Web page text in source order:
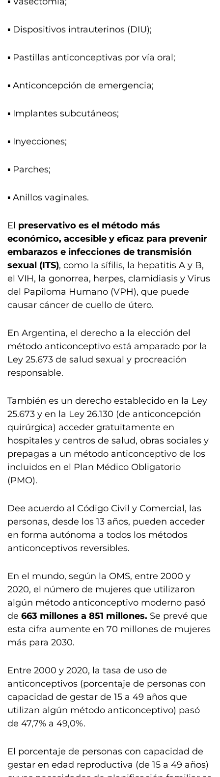
▪️ Dispositivos intrauterinos (DIU);
▪️ Pastillas anticonceptivas por vía oral;
▪️ Anticoncepción de emergencia;
▪️ Implantes subcutáneos;
▪️ Inyecciones;
▪️ Parches;
▪️ Anillos vaginales.
El preservativo es el método más
económico, accesible y eficaz para prevenir
embarazos e infecciones de transmisión
sexual (ITS), como la sífilis, la hepatitis A y B,
el VIH, la gonorrea, herpes, clamidiasis y Virus
del Papiloma Humano (VPH), que puede
causar cáncer de cuello de útero.
En Argentina, el derecho a la elección del
método anticonceptivo está amparado por la
Ley 25.673 de salud sexual y procreación
responsable.
También es un derecho establecido en la Ley
25.673 y en la Ley 26.130 (de anticoncepción
quirúrgica) acceder gratuitamente en
hospitales y centros de salud, obras sociales y
prepagas a un método anticonceptivo de los
incluidos en el Plan Médico Obligatorio
(PMO).
Dee acuerdo al Código Civil y Comercial, las
personas, desde los 13 años, pueden acceder
en forma autónoma a todos los métodos
anticonceptivos reversibles.
En el mundo, según la OMS, entre 2000 y
2020, el número de mujeres que utilizaron
algún método anticonceptivo moderno pasó
de 663 millones a 851 millones. Se prevé que
esta cifra aumente en 70 millones de mujeres
más para 2030.
Entre 2000 y 2020, la tasa de uso de
anticonceptivos (porcentaje de personas con
capacidad de gestar de 15 a 49 años que
utilizan algún método anticonceptivo) pasó
de 47,7% a 49,0%.
El porcentaje de personas con capacidad de
gestar en edad reproductiva (de 15 a 49 años)